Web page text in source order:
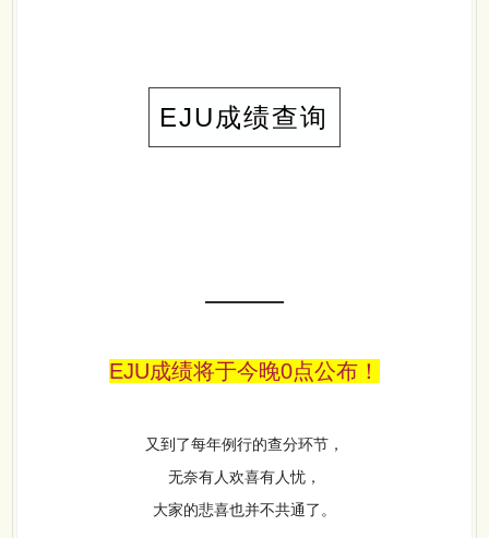
EJU成绩查询
EJU成绩将于今晚0点公布！
又到了每年例行的查分环节，
无奈有人欢喜有人忧，
大家的悲喜也并不共通了。